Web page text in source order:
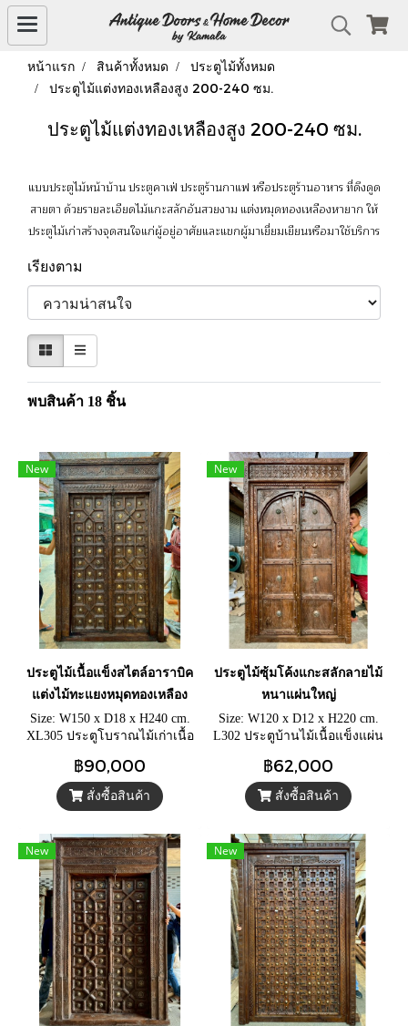
หน้าแรก สินค้าทั้งหมด
ประตูไม้ทั้งหมด
ประตูไม้แต่งทองเหลืองสูง 200-240 ซม.
ประตูไม้แต่งทองเหลืองสูง 200-240 ซม.
แบบประตูไม้หน้าบ้าน ประตูคาเฟ่ ประตูร้านกาแฟ หรือประตูร้านอาหาร ที่ดึงดูด
สายตา ด้วยรายละเอียดไม้แกะสลักอันสวยงาม แต่งหมุดทองเหลืองหายาก ให้
ประตูไม้เก่าสร้างจุดสนใจแก่ผู้อยู่อาศัยและแขกผู้มาเยี่ยมเยียนหรือมาใช้บริการ
เรียงตาม
พบสินค้า 18 ชิ้น
New
ประตูไม้เนื้อแข็งสไตล์อาราบิค
แต่งไม้ทะแยงหมุดทองเหลือง
Size: W150 x D18 x H240 cm.
XL305 ประตูโบราณไม้เก่าเนื้อ
ประดับหมุดทองเหลืองตามช่อง
หน้าประตูเต็มบาน
฿90,000
สั่งซื้อสินค้า
New
ประตูไม้ซุ้มโค้งแกะสลักลายไม้
หนาแผ่นใหญ่
Size: W120 x D12 x H220 cm.
L302 ประตูบ้านไม้เนื้อแข็งแผ่น
ห่วงมือจับคู่และโซ่เหล็กสำหรับ
คล้องกุญแจล็อค
฿62,000
สั่งซื้อสินค้า
New New